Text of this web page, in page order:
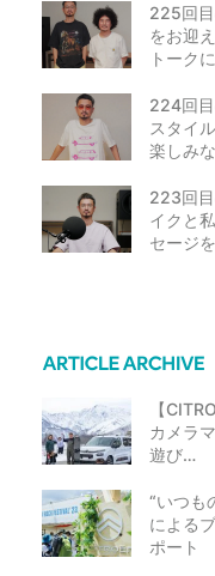
225回
をお迎
トーク
224回
スタイ
楽しみ
223回
イクと
セージ
【
カメラ
遊び…
“いつも
による
ポート